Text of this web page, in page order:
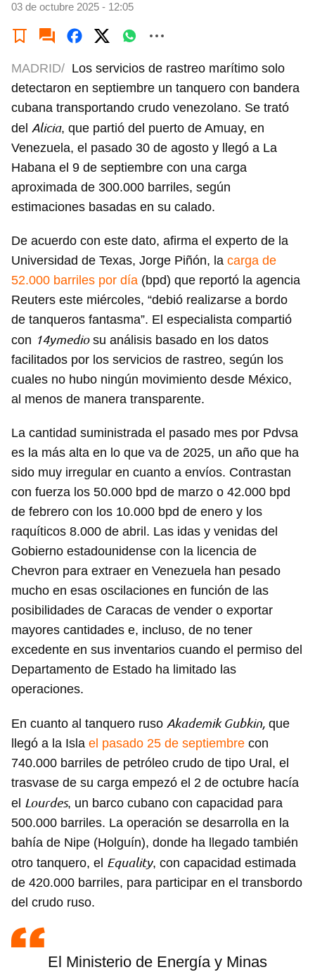
03 de octubre 2025 - 12:05
MADRID/ Los servicios de rastreo marítimo solo
detectaron en septiembre un tanquero con bandera
cubana transportando crudo venezolano. Se trató
del Alicia, que partió del puerto de Amuay, en
Venezuela, el pasado 30 de agosto y llegó a La
Habana el 9 de septiembre con una carga
aproximada de 300.000 barriles, según
estimaciones basadas en su calado.
De acuerdo con este dato, afirma el experto de la
Universidad de Texas, Jorge Piñón, la carga de
52.000 barriles por día (bpd) que reportó la agencia
Reuters este miércoles, “debió realizarse a bordo
de tanqueros fantasma”. El especialista compartió
con 14ymediosu análisis basado en los datos
facilitados por los servicios de rastreo, según los
cuales no hubo ningún movimiento desde México,
al menos de manera transparente.
La cantidad suministrada el pasado mes por Pdvsa
es la más alta en lo que va de 2025, un año que ha
sido muy irregular en cuanto a envíos. Contrastan
con fuerza los 50.000 bpd de marzo o 42.000 bpd
de febrero con los 10.000 bpd de enero y los
raquíticos 8.000 de abril. Las idas y venidas del
Gobierno estadounidense con la licencia de
Chevron para extraer en Venezuela han pesado
mucho en esas oscilaciones en función de las
posibilidades de Caracas de vender o exportar
mayores cantidades e, incluso, de no tener
excedente en sus inventarios cuando el permiso del
Departamento de Estado ha limitado las
operaciones.
En cuanto al tanquero ruso Akademik Gubkin, que
llegó a la Isla el pasado 25 de septiembre con
740.000 barriles de petróleo crudo de tipo Ural, el
trasvase de su carga empezó el 2 de octubre hacía
el Lourdes, un barco cubano con capacidad para
500.000 barriles. La operación se desarrolla en la
bahía de Nipe (Holguín), donde ha llegado también
otro tanquero, el Equality, con capacidad estimada
de 420.000 barriles, para participar en el transbordo
del crudo ruso.
El Ministerio de Energía y Minas